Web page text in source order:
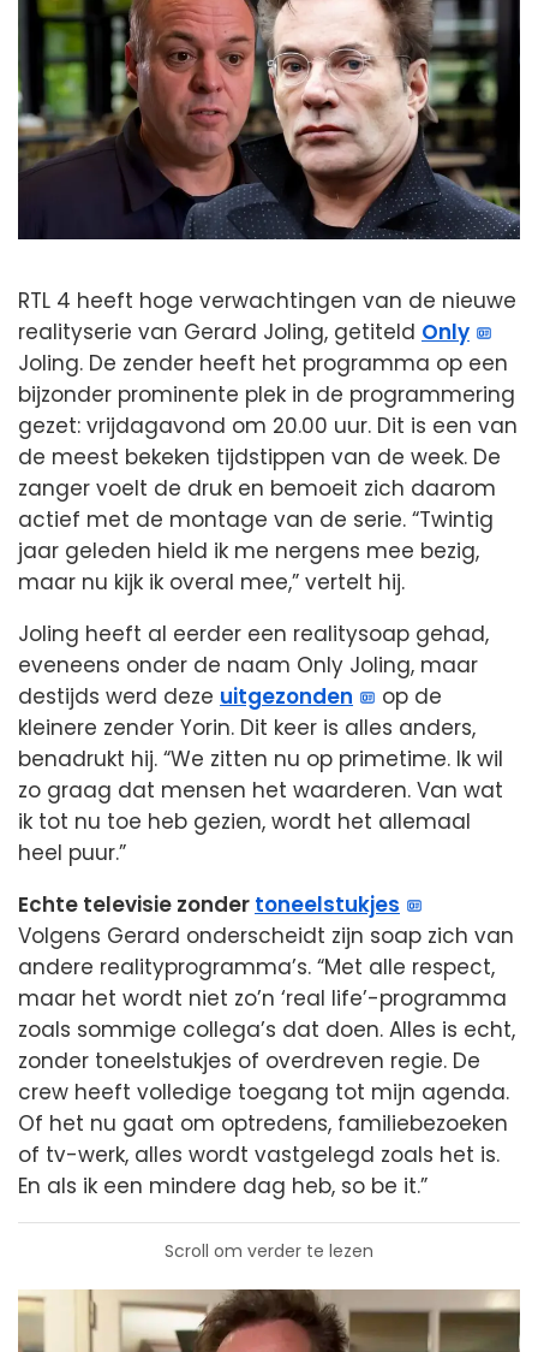
RTL 4 heeft hoge verwachtingen van de nieuwe
realityserie van Gerard Joling, getiteld Only
Joling. De zender heeft het programma op een
bijzonder prominente plek in de programmering
gezet: vrijdagavond om 20.00 uur. Dit is een van
de meest bekeken tijdstippen van de week. De
zanger voelt de druk en bemoeit zich daarom
actief met de montage van de serie. “Twintig
jaar geleden hield ik me nergens mee bezig,
maar nu kijk ik overal mee,” vertelt hij.
Joling heeft al eerder een realitysoap gehad,
eveneens onder de naam Only Joling, maar
destijds werd deze uitgezonden
op de
kleinere zender Yorin. Dit keer is alles anders,
benadrukt hij. “We zitten nu op primetime. Ik wil
zo graag dat mensen het waarderen. Van wat
ik tot nu toe heb gezien, wordt het allemaal
heel puur.”
Echte televisie zonder toneelstukjes
Volgens Gerard onderscheidt zijn soap zich van
andere realityprogramma’s. “Met alle respect,
maar het wordt niet zo’n ‘real life’-programma
zoals sommige collega’s dat doen. Alles is echt,
zonder toneelstukjes of overdreven regie. De
crew heeft volledige toegang tot mijn agenda.
Of het nu gaat om optredens, familiebezoeken
of tv-werk, alles wordt vastgelegd zoals het is.
En als ik een mindere dag heb, so be it.”
Scroll om verder te lezen